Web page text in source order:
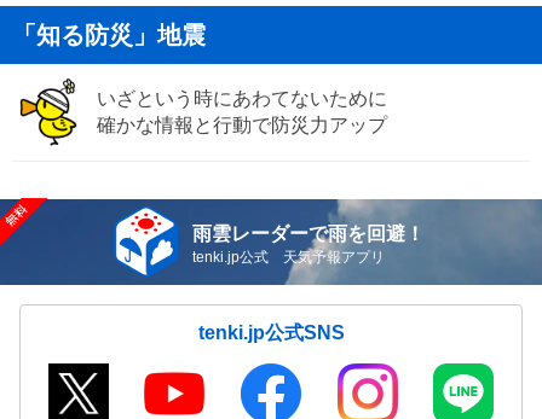
「知る防災」地震
いざという時にあわてないために
確かな情報と行動で防災力アップ
雨雲レーダーで雨を回避！
tenki.jp公式 天気予報アプリ
tenki.jp公式SNS